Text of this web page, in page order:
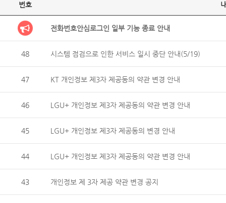
번호
전화번호안심로그인 일부 기능 종료 안내
48 시스템 점검으로 인한 서비스 일시 중단 안내(5/19)
47 KT 개인정보 제3자 제공동의 약관 변경 안내
46 LGU+ 개인정보 제3자 제공동의 약관 변경 안내
45 LGU+ 개인정보 제3자 제공동의 변경 안내
44 LGU+ 개인정보 제3자 제공동의 약관 변경 안내
43 개인정보 제 3자 제공 약관 변경 공지